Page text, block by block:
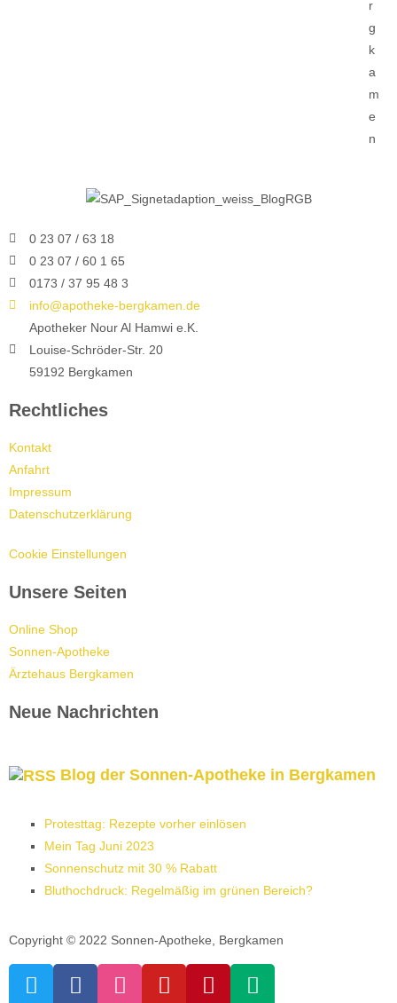
0 23 07 / 63 18
0 23 07 / 60 1 65
0173 / 37 95 48 3
info@apotheke-bergkamen.de
Apotheker Nour Al Hamwi e.K.
Louise-Schröder-Str. 20
59192 Bergkamen
Rechtliches
Kontakt
Anfahrt
Impressum
Datenschutzerklärung
Cookie Einstellungen
Unsere Seiten
Online Shop
Sonnen-Apotheke
Ärztehaus Bergkamen
Neue Nachrichten
Blog der Sonnen-Apotheke in Bergkamen
Protesttag: Rezepte vorher einlösen
Mein Tag Juni 2023
Sonnenschutz mit 30 % Rabatt
Bluthochdruck: Regelmäßig im grünen Bereich?
Copyright © 2022 Sonnen-Apotheke, Bergkamen